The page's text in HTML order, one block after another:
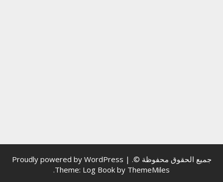
جميع الحقوق محفوظة ©. Proudly powered by WordPress |
Theme: Log Book by ThemeMiles
.